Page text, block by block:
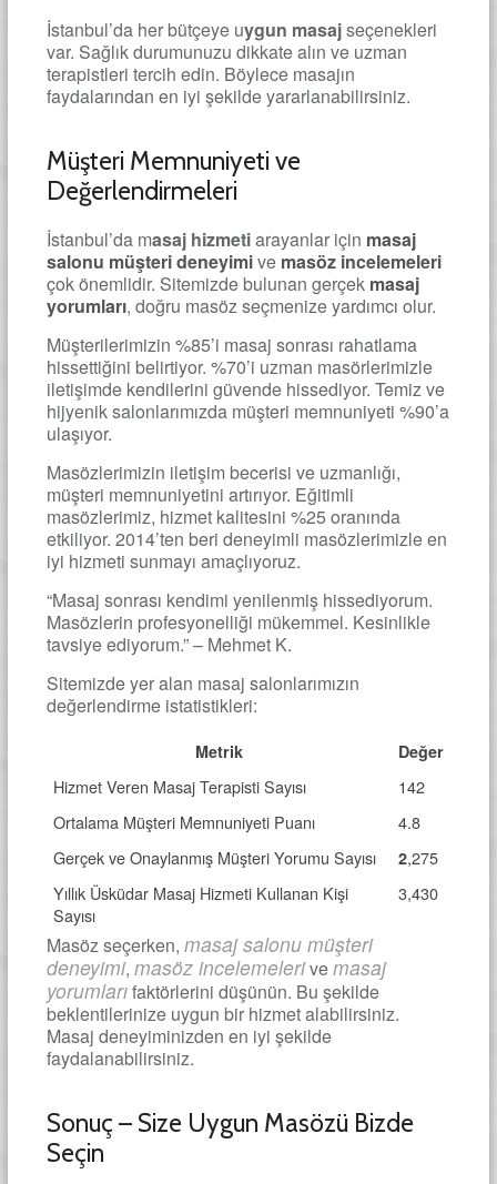
İstanbul’da her bütçeye uygun masajseçenekleri
var. Sağlık durumunuzu dikkate alın ve uzman
terapistleri tercih edin. Böylece masajın
faydalarından en iyi şekilde yararlanabilirsiniz.
Müşteri Memnuniyeti ve
Değerlendirmeleri
İstanbul’da masaj hizmetiarayanlar için masaj
salonu müşteri deneyimive masöz incelemeleri
çok önemlidir. Sitemizde bulunan gerçek masaj
yorumları, doğru masöz seçmenize yardımcı olur.
Müşterilerimizin %85’i masaj sonrası rahatlama
hissettiğini belirtiyor. %70’i uzman masörlerimizle
iletişimde kendilerini güvende hissediyor. Temiz ve
hijyenik salonlarımızda müşteri memnuniyeti %90’a
ulaşıyor.
Masözlerimizin iletişim becerisi ve uzmanlığı,
müşteri memnuniyetini artırıyor. Eğitimli
masözlerimiz, hizmet kalitesini %25 oranında
etkiliyor. 2014’ten beri deneyimli masözlerimizle en
iyi hizmeti sunmayı amaçlıyoruz.
“Masaj sonrası kendimi yenilenmiş hissediyorum.
Masözlerin profesyonelliği mükemmel. Kesinlikle
tavsiye ediyorum.” – Mehmet K.
Sitemizde yer alan masaj salonlarımızın
değerlendirme istatistikleri:
Metrik Değer
Hizmet Veren Masaj Terapisti Sayısı
142
Ortalama Müşteri Memnuniyeti Puanı
4.8
Gerçek ve Onaylanmış Müşteri Yorumu Sayısı
2,275
Yıllık Üsküdar Masaj Hizmeti Kullanan Kişi
Sayısı
3,430
Masöz seçerken, masaj salonu müşteri
deneyimi, masöz incelemelerivemasaj
yorumlarıfaktörlerini düşünün. Bu şekilde
beklentilerinize uygun bir hizmet alabilirsiniz.
Masaj deneyiminizden en iyi şekilde
faydalanabilirsiniz.
Sonuç – Size Uygun Masözü Bizde
Seçin